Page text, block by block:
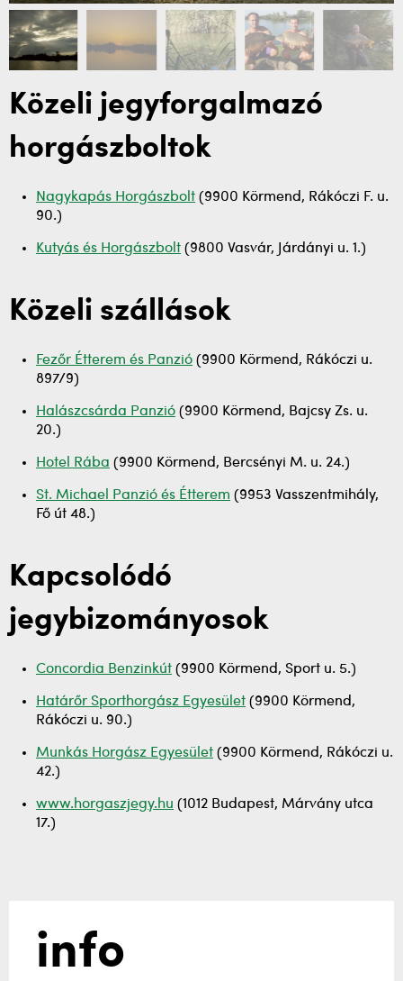
Közeli jegyforgalmazó
horgászboltok
Nagykapás Horgászbolt (9900 Körmend, Rákóczi F. u.
90.)
Kutyás és Horgászbolt (9800 Vasvár, Járdányi u. 1.)
Közeli szállások
Fezőr Étterem és Panzió (9900 Körmend, Rákóczi u.
897/9)
Halászcsárda Panzió (9900 Körmend, Bajcsy Zs. u.
20.)
Hotel Rába (9900 Körmend, Bercsényi M. u. 24.)
St. Michael Panzió és Étterem (9953 Vasszentmihály,
Fő út 48.)
Kapcsolódó
jegybizományosok
Concordia Benzinkút (9900 Körmend, Sport u. 5.)
Határőr Sporthorgász Egyesület (9900 Körmend,
Rákóczi u. 90.)
Munkás Horgász Egyesület (9900 Körmend, Rákóczi u.
42.)
www.horgaszjegy.hu (1012 Budapest, Márvány utca
17.)
info